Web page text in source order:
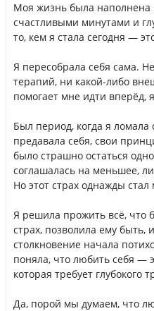
Моя жизнь была наполнена
счастливыми минутами и
то, кем я стала сегодня —
Я пересобрала себя сама.
терапий, ни какой-либо
помогает мне идти вперёд,
Был период, когда я ломала
предавала себя, свои
было страшно остаться
соглашалась на меньшее,
Но этот страх однажды
Я решила прожить всё, что
страх, позволила ему быть,
столкновение начала
поняла, что любить себя —
которая требует глубокого
Да, порой мы думаем, что